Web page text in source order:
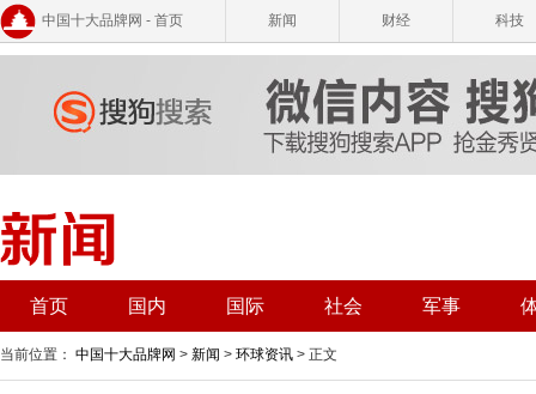
中国十大品牌网 - 首页 新闻 财经 科技
首页 国内 国际 社会 军事
当前位置： 中国十大品牌网 > 新闻 > 环球资讯 > 正文